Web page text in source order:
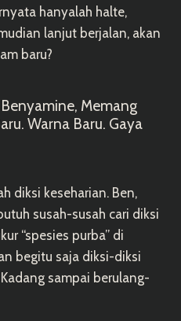
hanyalah halte,
lanjut berjalan, akan
baru?
Memang
Warna Baru. Gaya
diksi keseharian. Ben,
susah-susah cari diksi
“spesies purba” di
begitu saja diksi-diksi
sampai berulang-